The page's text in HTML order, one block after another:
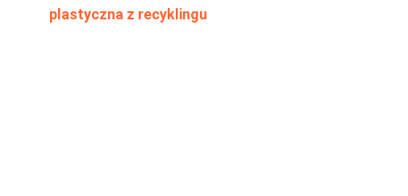
plastyczna z recyklingu